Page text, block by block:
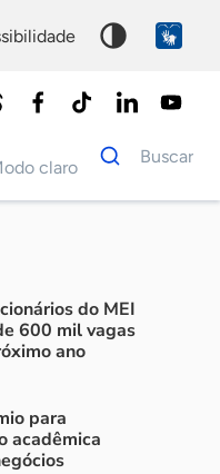
Modo claro
Dados
para
Buscar
do MEI
600 mil vagas
ano
para
acadêmica